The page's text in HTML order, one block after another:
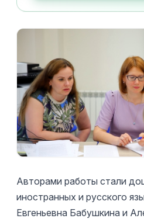
Авторами работы стали
иностранных и русского
Евгеньевна Бабушкина и